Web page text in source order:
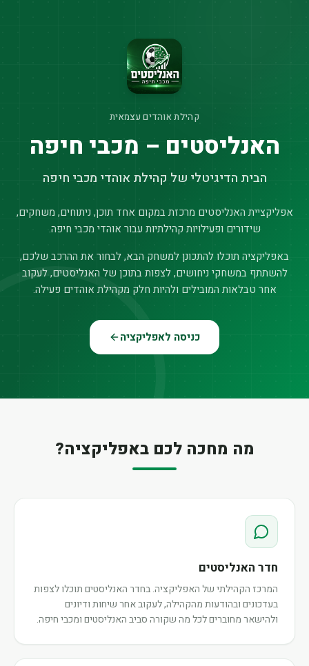
קהילת אוהדים עצמאית
האנליסטים – מכבי חיפה
הבית הדיגיטלי של קהילת אוהדי מכבי חיפה
אפליקציית האנליסטים מרכזת במקום אחד תוכן, ניתוחים, משחקים,
שידורים ופעילויות קהילתיות עבור אוהדי מכבי חיפה.
באפליקציה תוכלו להתכונן למשחק הבא, לבחור את ההרכב שלכם,
להשתתף במשחקי ניחושים, לצפות בתוכן של האנליסטים, לעקוב
אחר טבלאות המובילים ולהיות חלק מקהילת אוהדים פעילה.
כניסה לאפליקציה
מה מחכה לכם באפליקציה?
חדר האנליסטים
המרכז הקהילתי של האפליקציה. בחדר האנליסטים תוכלו לצפות
בעדכונים ובהודעות מהקהילה, לעקוב אחר שיחות ודיונים
ולהישאר מחוברים לכל מה שקורה סביב האנליסטים ומכבי חיפה.